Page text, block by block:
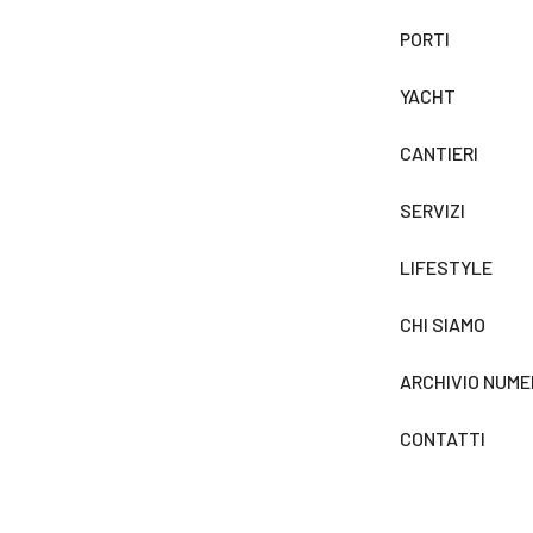
PORTI
YACHT
CANTIERI
SERVIZI
LIFESTYLE
CHI SIAMO
ARCHIVIO
CONTATTI